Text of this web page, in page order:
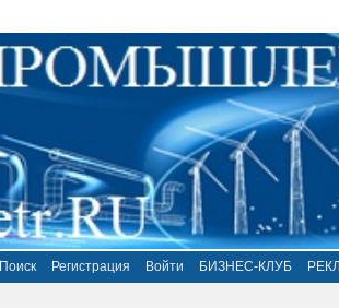
Поиск Регистрация Войти БИЗНЕС-КЛУБ